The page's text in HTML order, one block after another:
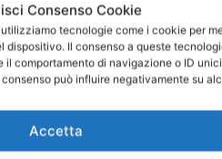
Consenso Cookie
tecnologie come i cookie per
dispositivo. Il consenso a queste
il comportamento di navigazione o ID
può influire negativamente su
Accetta
efficace e duratura.
dei
le più efficaci
un problema per